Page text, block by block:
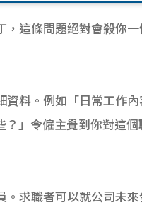
這條問題絕對會殺你
料。例如「日常工作
」令僱主覺到你對這個
求職者可以就公司未